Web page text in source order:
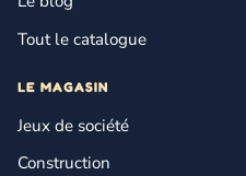
Tout le catalogue
LE MAGASIN
Jeux de société
Construction